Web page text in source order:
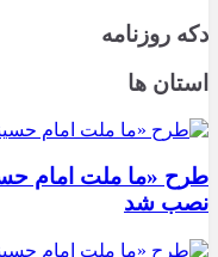
دکه روزنامه
استان ها
طرح «ما ملت امام
نصب شد